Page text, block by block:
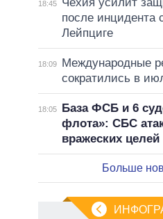
18:45
после инцидента
Лейпциге
18:09
Международные
сократились в
18:05
База ФСБ и 6
флота»: СБС
вражеских целей
Больше